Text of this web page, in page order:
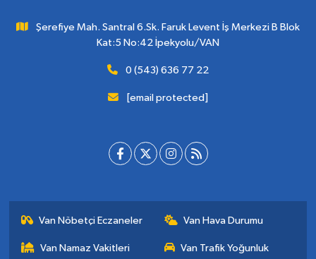
Şerefiye Mah. Santral 6.Sk. Faruk Levent İş Merkezi B Blok
Kat:5 No:42 İpekyolu/VAN
0 (543) 636 77 22
[email protected]
Van Nöbetçi Eczaneler Van Hava Durumu
Van Namaz Vakitleri
Van Trafik Yoğunluk